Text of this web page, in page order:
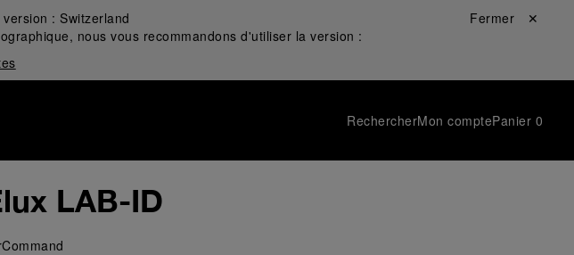
: Switzerland
nous vous recommandons d'utiliser la version :
Fermer ✕
RechercherMon comptePanier 0
LAB-ID